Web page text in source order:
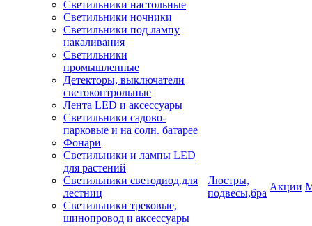
Светильники настольные
Светильники ночники
Светильники под лампу
накаливания
Светильники
промышленные
Детекторы, выключатели
светоконтрольные
Лента LED и аксессуары
Светильники садово-
парковые и на солн. батарее
Фонари
Светильники и лампы LED
для растений
Светильники светодиод.для
лестниц
Светильники трековые,
шинопровод и аксессуары
Люстры,
подвесы,бра
Акции